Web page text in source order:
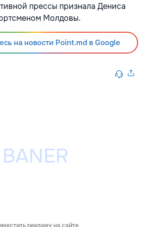
прессы признала Дениса
Молдовы.
на новости Point.md в Google
рекламу на сайте